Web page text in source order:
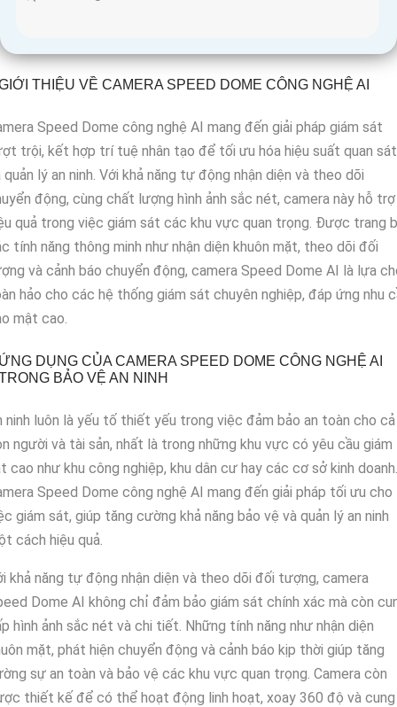
THIỆU VỀ CAMERA SPEED DOME CÔNG NGHỆ AI
Speed Dome công nghệ AI mang đến giải pháp giám sát
trội, kết hợp trí tuệ nhân tạo để tối ưu hóa hiệu suất quan sát
quản lý an ninh. Với khả năng tự động nhận diện và theo dõi
động, cùng chất lượng hình ảnh sắc nét, camera này hỗ trợ
quả trong việc giám sát các khu vực quan trọng. Được trang
tính năng thông minh như nhận diện khuôn mặt, theo dõi đối
và cảnh báo chuyển động, camera Speed Dome AI là lựa
hảo cho các hệ thống giám sát chuyên nghiệp, đáp ứng nhu
mật cao.
DỤNG CỦA CAMERA SPEED DOME CÔNG NGHỆ AI
BẢO VỆ AN NINH
ninh luôn là yếu tố thiết yếu trong việc đảm bảo an toàn cho cả
người và tài sản, nhất là trong những khu vực có yêu cầu giám
cao như khu công nghiệp, khu dân cư hay các cơ sở kinh doanh.
Speed Dome công nghệ AI mang đến giải pháp tối ưu cho
giám sát, giúp tăng cường khả năng bảo vệ và quản lý an ninh
cách hiệu quả.
khả năng tự động nhận diện và theo dõi đối tượng, camera
Dome AI không chỉ đảm bảo giám sát chính xác mà còn
hình ảnh sắc nét và chi tiết. Những tính năng như nhận diện
mặt, phát hiện chuyển động và cảnh báo kịp thời giúp tăng
sự an toàn và bảo vệ các khu vực quan trọng. Camera còn
thiết kế để có thể hoạt động linh hoạt, xoay 360 độ và cung